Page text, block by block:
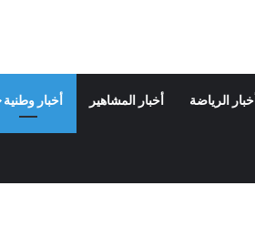
أخبار الرياضة أخبار المشاهير أخبار وطنية